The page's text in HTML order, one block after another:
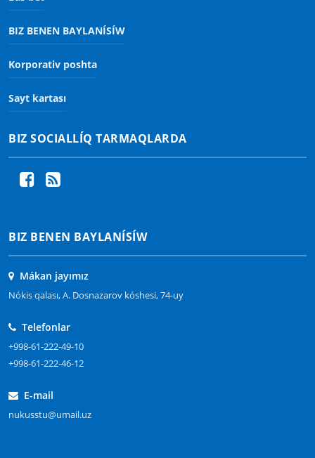
BIZ BENEN BAYLANÍSÍW
Korporativ poshta
Sayt kartası
BIZ SOCIALLÍQ TARMAQLARDA
BIZ BENEN BAYLANÍSÍW
Mákan jayımız
Nókis qalası, A. Dosnazarov kóshesi, 74-uy
Telefonlar
+998-61-222-49-10
+998-61-222-46-12
E-mail
nukusstu@umail.uz